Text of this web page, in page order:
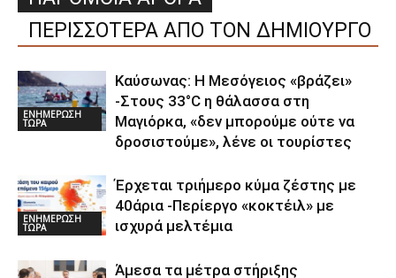
ΠΕΡΙΣΣΟΤΕΡΑ ΑΠΟ ΤΟΝ ΔΗΜΙΟΥΡΓΟ
ΕΝΗΜΕΡΩΣΗ
ΤΩΡΑ
Καύσωνας: Η Μεσόγειος «βράζει»
-Στους 33°C η θάλασσα στη
Μαγιόρκα, «δεν μπορούμε ούτε να
δροσιστούμε», λένε οι τουρίστες
ΕΝΗΜΕΡΩΣΗ
ΤΩΡΑ
Έρχεται τριήμερο κύμα ζέστης με
40άρια -Περίεργο «κοκτέιλ» με
ισχυρά μελτέμια
Άμεσα τα μέτρα στήριξης